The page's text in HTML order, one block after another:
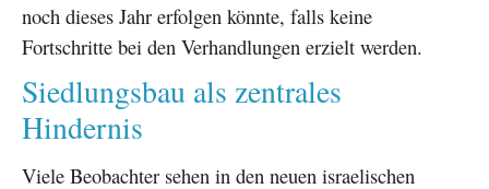
noch dieses Jahr erfolgen könnte, falls keine
Fortschritte bei den Verhandlungen erzielt werden.
Siedlungsbau als zentrales
Hindernis
Viele Beobachter sehen in den neuen israelischen